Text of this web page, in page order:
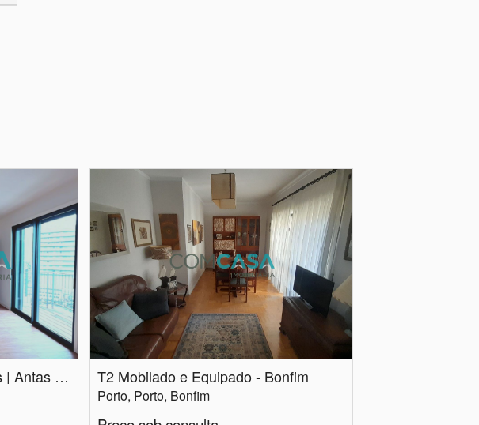
T1 | area coworking | jardins | Antas Porto T2 Mobilado e Equipado - Bonfim
Porto, Porto, Bonfim